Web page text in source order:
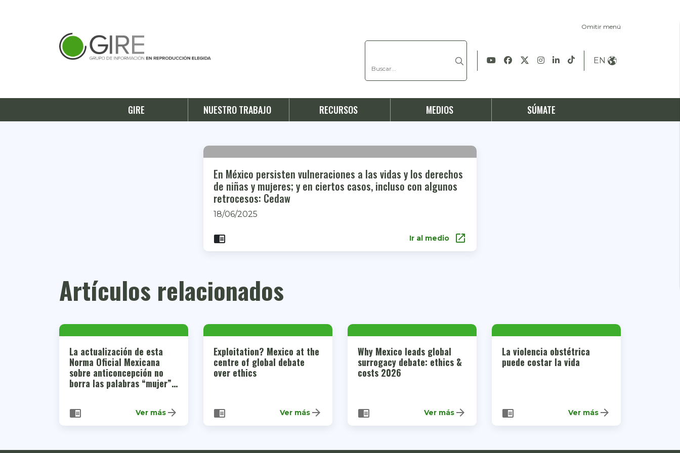
Omitir menú
EN
GIRE NUESTRO TRABAJO RECURSOS MEDIOS SÚMATE
En México persisten vulneraciones a las vidas y los derechos
de niñas y mujeres; y en ciertos casos, incluso con algunos
retrocesos: Cedaw
18/06/2025
chrome_reader_mode Ir al medio open_in_new
Artículos relacionados
La actualización de esta
Norma Oficial Mexicana
sobre anticoncepción no
borra las palabras “mujer” y
chrome_reader_mode Ver más arrow_forward
Exploitation? Mexico at the
centre of global debate
over ethics
chrome_reader_mode Ver más arrow_forward
Why Mexico leads global
surrogacy debate: ethics &
costs 2026
chrome_reader_mode Ver más arrow_forward
La violencia obstétrica
puede costar la vida
chrome_reader_mode Ver más arrow_forward